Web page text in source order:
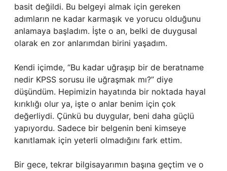
basit değildi. Bu belgeyi almak için gereken
adımların ne kadar karmaşık ve yorucu olduğunu
anlamaya başladım. İşte o an, belki de duygusal
olarak en zor anlarımdan birini yaşadım.
Kendi içimde, “Bu kadar uğraşıp bir de beratname
nedir KPSS sorusu ile uğraşmak mı?” diye
düşündüm. Hepimizin hayatında bir noktada hayal
kırıklığı olur ya, işte o anlar benim için çok
değerliydi. Çünkü bu duygular, beni daha güçlü
yapıyordu. Sadece bir belgenin beni kimseye
kanıtlamak için yeterli olmadığını fark ettim.
Bir gece, tekrar bilgisayarımın başına geçtim ve o